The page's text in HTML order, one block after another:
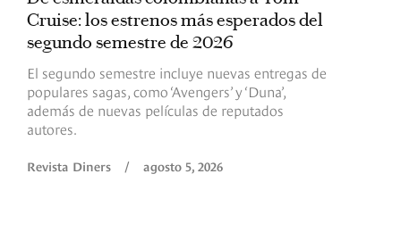
Cruise: los estrenos más esperados del
segundo semestre de 2026
El segundo semestre incluye nuevas entregas de
populares sagas, como ‘Avengers’ y ‘Duna’,
además de nuevas películas de reputados
autores.
Revista Diners / agosto 5, 2026